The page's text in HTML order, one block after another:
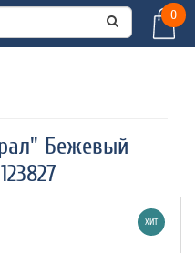
0
Бежевый
ХИТ